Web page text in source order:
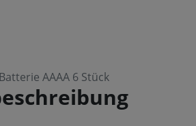
AAAA 6 Stück